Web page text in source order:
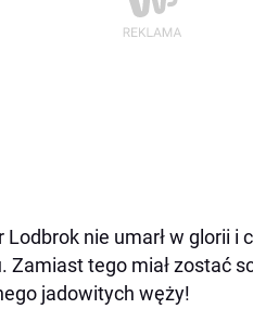
nie umarł w glorii i
Zamiast tego miał zostać
jadowitych węży!